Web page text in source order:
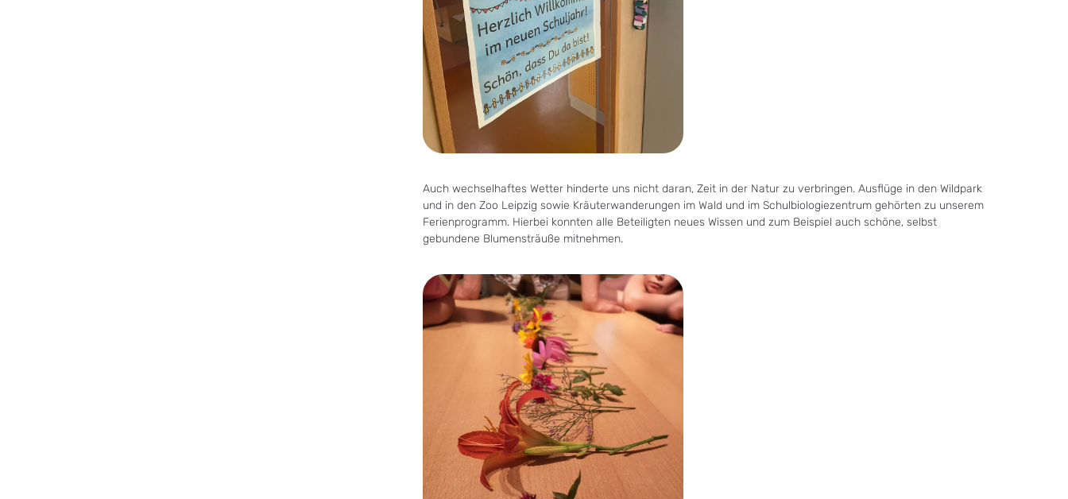
Auch wechselhaftes Wetter hinderte uns nicht daran, Zeit in der Natur zu verbringen. Ausflüge in den Wildpark
und in den Zoo Leipzig sowie Kräuterwanderungen im Wald und im Schulbiologiezentrum gehörten zu unserem
Ferienprogramm. Hierbei konnten alle Beteiligten neues Wissen und zum Beispiel auch schöne, selbst
gebundene Blumensträuße mitnehmen.